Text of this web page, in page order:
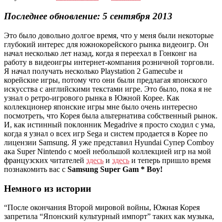
Последнее обновление: 5 сентября 2013
Это было довольно долгое время, что у меня были некоторые
глубокий интерес для южнокорейского рынка видеоигр. Он
начал несколько лет назад, когда я переехал в Гонконг на
работу в видеоигры интернет-компания розничной торговли.
Я начал получать несколько Playstation 2 Gamecube и
корейские игры, потому что они были предлагая японского
искусства с английскими текстами игре. Это было, пока я не
узнал о ретро-игрового рынка в Южной Корее. Как
коллекционер японские игры мне было очень интересно
посмотреть, что Корея была альтернатива собственный рынок.
И, как истинный поклонник Megadrive я просто сходил с ума,
когда я узнал о всех игр Sega и систем продается в Корее по
лицензии Samsung. Я уже представил Hyundai Супер Comboy
ака Super Nintendo с моей небольшой коллекцией игр на мой
французских читателей здесь и здесь и теперь пришло время
познакомить вас с Samsung Super Gam * Boy!
Немного из истории
“После окончания Второй мировой войны, Южная Корея
запретила “Японский культурный импорт” таких как музыка,